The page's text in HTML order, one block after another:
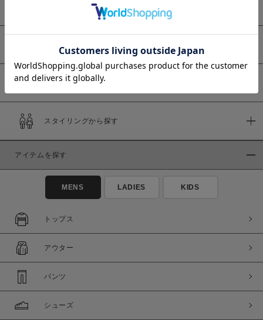
商品タイプ
通常商品
セール価格
在庫
在庫あり
予約商品
スタイリングから探す
アイテムを探す
MENS LADIES KIDS
トップス
アウター
パンツ
シューズ